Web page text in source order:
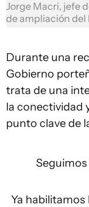
Jorge Macri, jefe
de ampliación del
Durante una
Gobierno
trata de una
la conectividad
punto clave de
Ya